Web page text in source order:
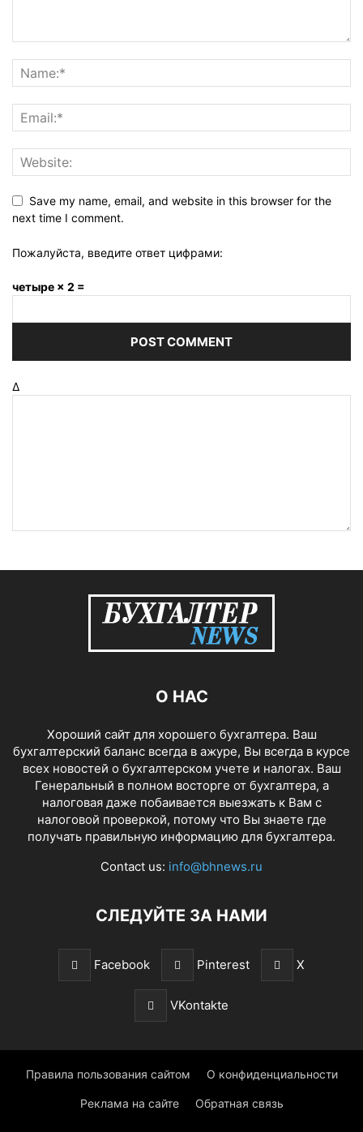
Save my name, email, and website in this browser for the
next time I comment.
Пожалуйста, введите ответ цифрами:
четыре × 2 =
Δ
О НАС
Хороший сайт для хорошего бухгалтера. Ваш
бухгалтерский баланс всегда в ажуре, Вы всегда в курсе
всех новостей о бухгалтерском учете и налогах. Ваш
Генеральный в полном восторге от бухгалтера, а
налоговая даже побаивается выезжать к Вам с
налоговой проверкой, потому что Вы знаете где
получать правильную информацию для бухгалтера.
Contact us: info@bhnews.ru
СЛЕДУЙТЕ ЗА НАМИ
Facebook Pinterest X
VKontakte
Правила пользования сайтом О конфиденциальности
Реклама на сайте Обратная связь